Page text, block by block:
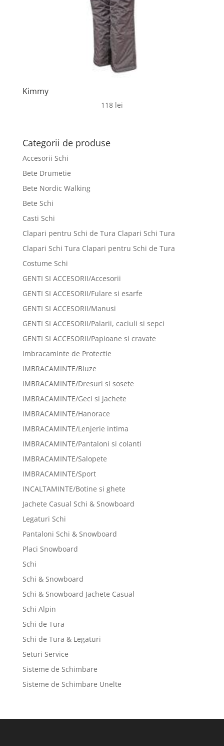
Kimmy
118 lei
Categorii de produse
Accesorii Schi
Bete Drumetie
Bete Nordic Walking
Bete Schi
Casti Schi
Clapari pentru Schi de Tura Clapari Schi Tura
Clapari Schi Tura Clapari pentru Schi de Tura
Costume Schi
GENTI SI ACCESORII/Accesorii
GENTI SI ACCESORII/Fulare si esarfe
GENTI SI ACCESORII/Manusi
GENTI SI ACCESORII/Palarii, caciuli si sepci
GENTI SI ACCESORII/Papioane si cravate
Imbracaminte de Protectie
IMBRACAMINTE/Bluze
IMBRACAMINTE/Dresuri si sosete
IMBRACAMINTE/Geci si jachete
IMBRACAMINTE/Hanorace
IMBRACAMINTE/Lenjerie intima
IMBRACAMINTE/Pantaloni si colanti
IMBRACAMINTE/Salopete
IMBRACAMINTE/Sport
INCALTAMINTE/Botine si ghete
Jachete Casual Schi & Snowboard
Legaturi Schi
Pantaloni Schi & Snowboard
Placi Snowboard
Schi
Schi & Snowboard
Schi & Snowboard Jachete Casual
Schi Alpin
Schi de Tura
Schi de Tura & Legaturi
Seturi Service
Sisteme de Schimbare
Sisteme de Schimbare Unelte